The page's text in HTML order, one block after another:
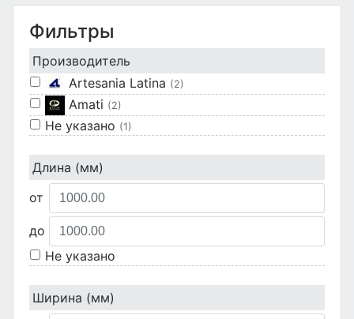
Фильтры
Производитель
Artesania Latina (2)
Amati (2)
Не указано (1)
Длина (мм)
от
до
Не указано
Ширина (мм)